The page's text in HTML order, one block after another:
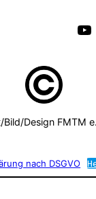
YouTube
Bild/Design FMTM
nach DSGVO